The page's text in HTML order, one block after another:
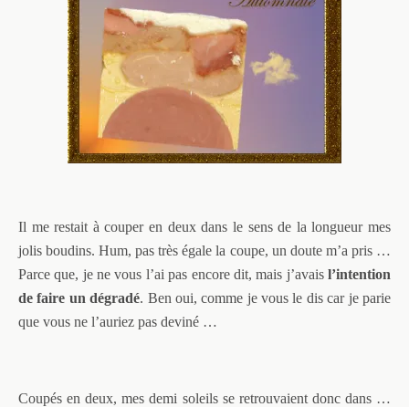
Il me restait à couper en deux dans le sens de la longueur mes
jolis boudins. Hum, pas très égale la coupe, un doute m’a pris …
Parce que, je ne vous l’ai pas encore dit, mais j’avaisl’intention
de faire un dégradé. Ben oui, comme je vous le dis car je parie
que vous ne l’auriez pas deviné …
Coupés en deux, mes demi soleils se retrouvaient donc dans …